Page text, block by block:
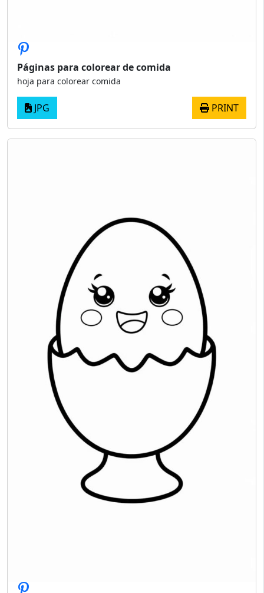
Páginas para colorear de comida
hoja para colorear comida
JPG PRINT